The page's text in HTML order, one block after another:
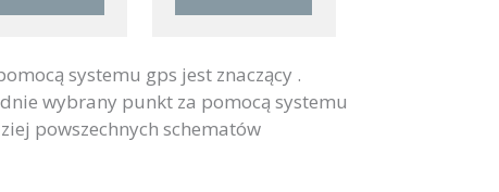
systemu gps jest znaczący .
wybrany punkt za pomocą systemu
powszechnych schematów